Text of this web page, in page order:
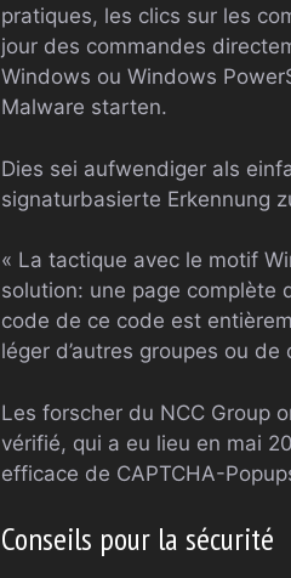
pratiques, les clics sur les
jour des commandes
Windows ou Windows
Malware starten.
Dies sei aufwendiger als
signaturbasierte Erkennung
« La tactique avec le motif
solution: une page complète
code de ce code est
léger d’autres groupes ou
Les forscher du NCC Group
vérifié, qui a eu lieu en mai
efficace de CAPTCHA-
Conseils pour la sécurité